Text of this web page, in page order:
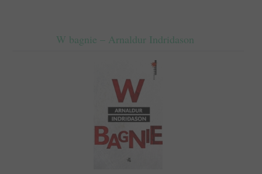
W bagnie – Arnaldur Indridason